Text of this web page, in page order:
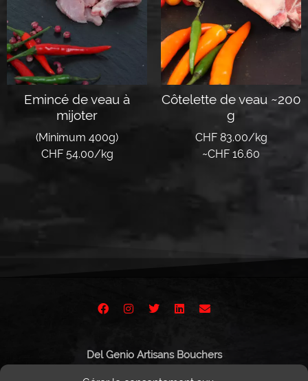
Emincé de veau à
mijoter
(Minimum 400g)
CHF 54.00/kg
Côtelette de veau ~200
g
CHF 83.00/kg
~CHF 16.60
Del Genio Artisans Bouchers